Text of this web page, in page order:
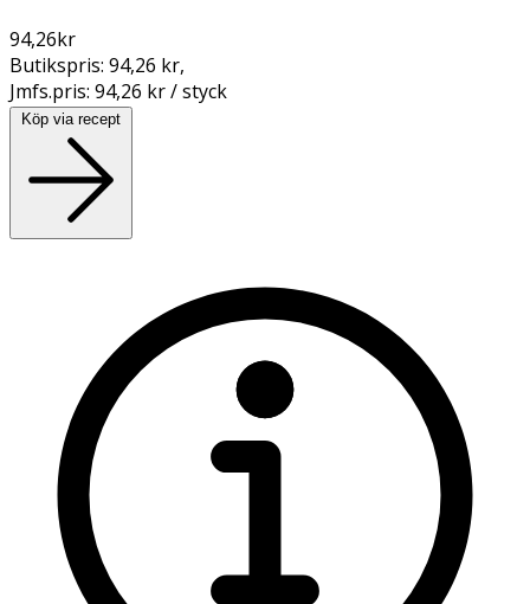
94,26kr
Butikspris: 94,26 kr,
Jmfs.pris: 94,26 kr / styck
Köp via recept